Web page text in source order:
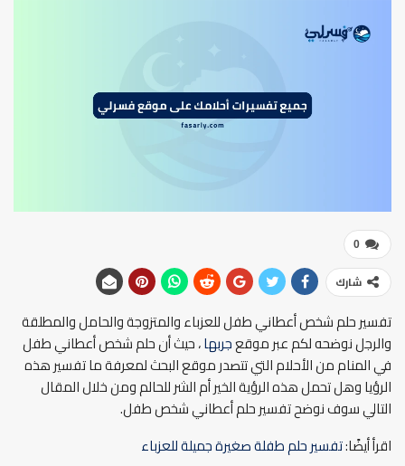
0
شارك
تفسير حلم شخص أعطاني طفل للعزباء والمتزوجة والحامل والمطلقة
والرجل نوضحه لكم عبر موقعجربها، حيث أن حلم شخص أعطاني طفل
في المنام من الأحلام التي تتصدر موقع البحث لمعرفة ما تفسير هذه
الرؤيا وهل تحمل هذه الرؤية الخير أم الشر للحالم ومن خلال المقال
التالي سوف نوضح تفسير حلم أعطاني شخص طفل.
اقرأ أيضًا:تفسير حلم طفلة صغيرة جميلة للعزباء